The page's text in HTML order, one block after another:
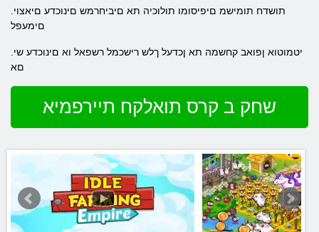
םימעפל
םא
שחק ב קרס תואלקח תיירפמיא